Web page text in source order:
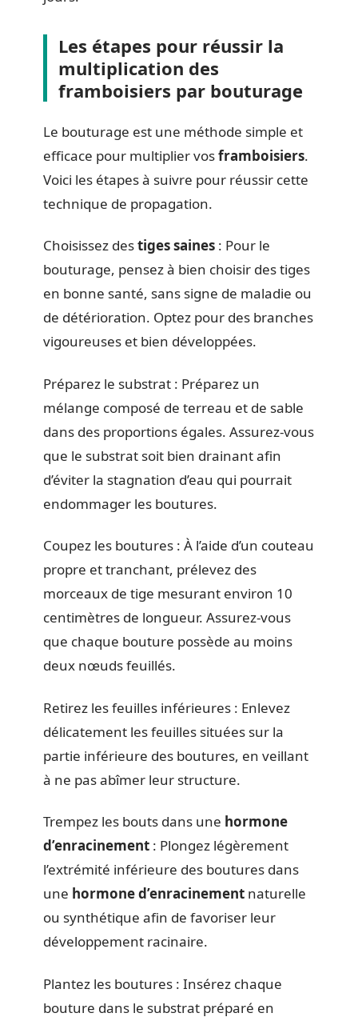
Les étapes pour réussir la
multiplication des
framboisiers par bouturage
Le bouturage est une méthode simple et
efficace pour multiplier vosframboisiers.
Voici les étapes à suivre pour réussir cette
technique de propagation.
Choisissez destiges saines : Pour le
bouturage, pensez à bien choisir des tiges
en bonne santé, sans signe de maladie ou
de détérioration. Optez pour des branches
vigoureuses et bien développées.
Préparez le substrat : Préparez un
mélange composé de terreau et de sable
dans des proportions égales. Assurez-vous
que le substrat soit bien drainant afin
d’éviter la stagnation d’eau qui pourrait
endommager les boutures.
Coupez les boutures : À l’aide d’un couteau
propre et tranchant, prélevez des
morceaux de tige mesurant environ 10
centimètres de longueur. Assurez-vous
que chaque bouture possède au moins
deux nœuds feuillés.
Retirez les feuilles inférieures : Enlevez
délicatement les feuilles situées sur la
partie inférieure des boutures, en veillant
à ne pas abîmer leur structure.
Trempez les bouts dans une hormone
d’enracinement : Plongez légèrement
l’extrémité inférieure des boutures dans
une hormone d’enracinement naturelle
ou synthétique afin de favoriser leur
développement racinaire.
Plantez les boutures : Insérez chaque
bouture dans le substrat préparé en